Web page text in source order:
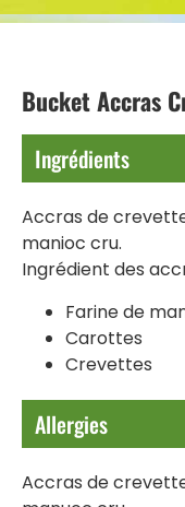
Bucket Accras
Ingrédients
Accras de
manioc cru.
Ingrédient des
Farine de
Carottes
Crevettes
Allergies
Accras de